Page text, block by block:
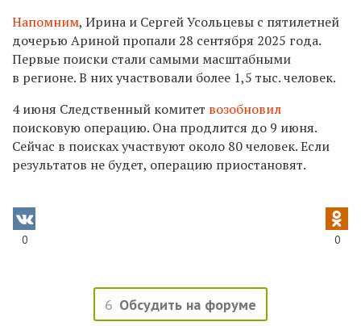
Напомним, Ирина и Сергей Усольцевы с пятилетней
дочерью Ариной пропали 28 сентября 2025 года.
Первые поиски стали самыми масштабными
в регионе. В них участвовали более 1,5 тыс. человек.
4 июня Следственный комитет возобновил
поисковую операцию. Она продлится до 9 июня.
Сейчас в поисках участвуют около 80 человек. Если
результатов не будет, операцию приостановят.
0 0
6 Обсудить на форуме